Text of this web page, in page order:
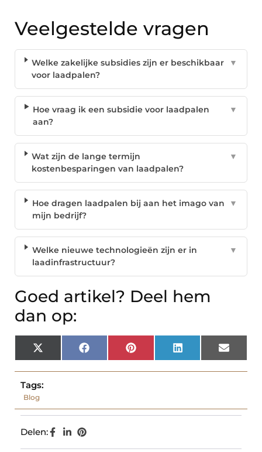
Veelgestelde vragen
Welke zakelijke subsidies zijn er beschikbaar
voor laadpalen?
▼
Hoe vraag ik een subsidie voor laadpalen
aan?
▼
Wat zijn de lange termijn
kostenbesparingen van laadpalen?
▼
Hoe dragen laadpalen bij aan het imago van
mijn bedrijf?
▼
Welke nieuwe technologieën zijn er in
laadinfrastructuur?
▼
Goed artikel? Deel hem
dan op:
X
(Twitter)
Facebook Pinterest LinkedIn Email
Tags:
Blog
Delen: